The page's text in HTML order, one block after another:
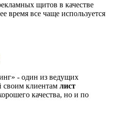
щитов в качестве
время все чаще используется
- один из ведущих
своим клиентам лист
качества, но и по